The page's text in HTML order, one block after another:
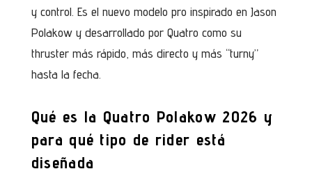
y control. Es el nuevo modelo pro inspirado en Jason
Polakow y desarrollado por Quatro como su
thruster más rápido, más directo y más “turny”
hasta la fecha.
Qué es la Quatro Polakow 2026 y
para qué tipo de rider está
diseñada